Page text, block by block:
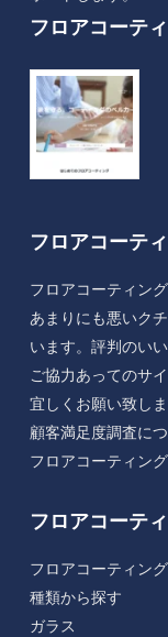
フロアコーテ
フロアコーテ
フロアコーティン
あまりにも悪いク
います。評判のい
ご協力あってのサイ
宜しくお願い致しま
顧客満足度調査に
フロアコーティン
フロアコーテ
フロアコーティン
種類から探す
ガラス